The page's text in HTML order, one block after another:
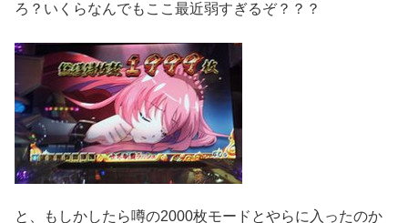
ろ？いくらなんでもここ最近弱すぎるぞ？？？
と、もしかしたら噂の2000枚モードとやらに入ったのか